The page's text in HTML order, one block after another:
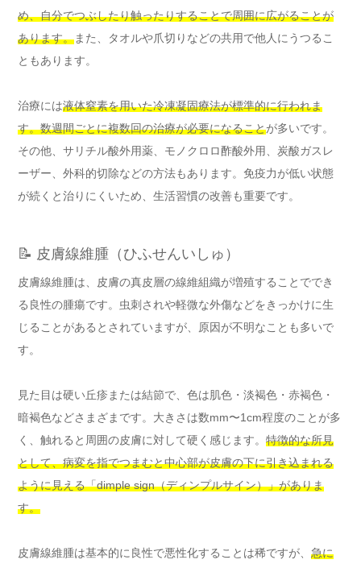
め、自分でつぶしたり触ったりすることで周囲に広がることが
あります。また、タオルや爪切りなどの共用で他人にうつるこ
ともあります。
治療には液体窒素を用いた冷凍凝固療法が標準的に行われま
す。数週間ごとに複数回の治療が必要になることが多いです。
その他、サリチル酸外用薬、モノクロロ酢酸外用、炭酸ガスレ
ーザー、外科的切除などの方法もあります。免疫力が低い状態
が続くと治りにくいため、生活習慣の改善も重要です。
📝 皮膚線維腫（ひふせんいしゅ）
皮膚線維腫は、皮膚の真皮層の線維組織が増殖することででき
る良性の腫瘍です。虫刺されや軽微な外傷などをきっかけに生
じることがあるとされていますが、原因が不明なことも多いで
す。
見た目は硬い丘疹または結節で、色は肌色・淡褐色・赤褐色・
暗褐色などさまざまです。大きさは数mm〜1cm程度のことが多
く、触れると周囲の皮膚に対して硬く感じます。 特徴的な所見
として、病変を指でつまむと中心部が皮膚の下に引き込まれる
ように見える「dimple sign（ディンプルサイン）」がありま
す。
皮膚線維腫は基本的に良性で悪性化することは稀ですが、 急に